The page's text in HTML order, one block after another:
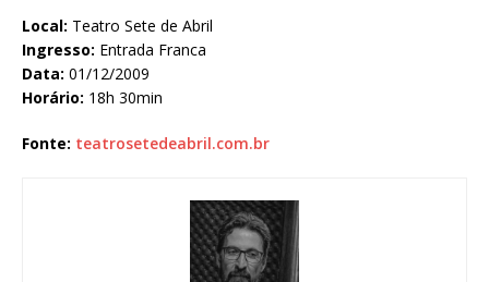
Local: Teatro Sete de Abril
Ingresso: Entrada Franca
Data: 01/12/2009
Horário: 18h 30min
Fonte: teatrosetedeabril.com.br